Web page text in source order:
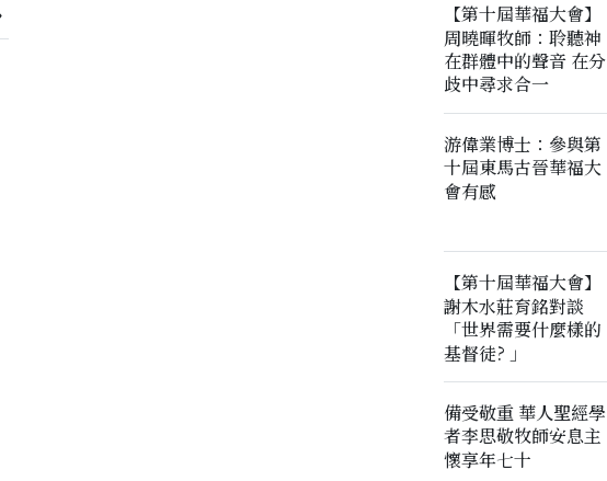
【第十屆華福大會】
周曉暉牧師：聆聽神
在群體中的聲音 在分
歧中尋求合一
游偉業博士：參與第
十屆東馬古晉華福大
會有感
【第十屆華福大會】
謝木水莊育銘對談
「世界需要什麼樣的
基督徒? 」
備受敬重 華人聖經學
者李思敬牧師安息主
懷享年七十